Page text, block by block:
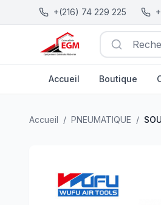
+(216) 74 229 225
Accueil Boutique
Accueil / PNEUMATIQUE /